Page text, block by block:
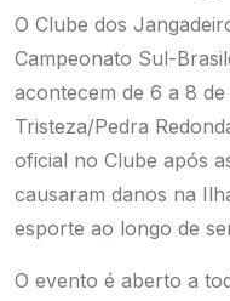
O Clube dos
Campeonato Sul-
acontecem de 6 a 8
Tristeza/Pedra
oficial no Clube após
causaram danos na
esporte ao longo de
O evento é aberto a